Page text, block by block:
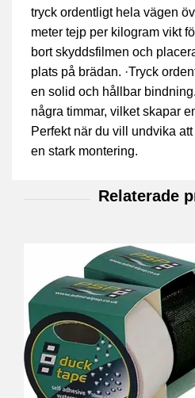
tryck ordentligt hela vägen
meter tejp per kilogram vikt
bort skyddsfilmen och
plats på brädan. ·Tryck
en solid och hållbar
några timmar, vilket skapar
Perfekt när du vill undvika
en stark montering.